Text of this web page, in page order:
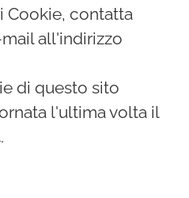
Cookie, contatta
all'indirizzo
di questo sito
l'ultima volta il